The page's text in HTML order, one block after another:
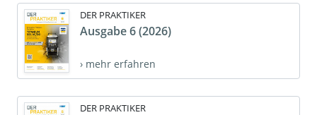
DER PRAKTIKER
Ausgabe 6 (2026)
› mehr erfahren
DER PRAKTIKER